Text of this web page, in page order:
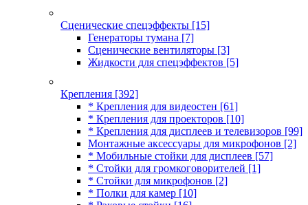
Сценические спецэффекты [15]
Генераторы тумана [7]
Сценические вентиляторы [3]
Жидкости для спецэффектов [5]
Крепления [392]
* Крепления для видеостен [61]
* Крепления для проекторов [10]
* Крепления для дисплеев и телевизоров [99]
Монтажные аксессуары для микрофонов [2]
* Мобильные стойки для дисплеев [57]
* Стойки для громкоговорителей [1]
* Стойки для микрофонов [2]
* Полки для камер [10]